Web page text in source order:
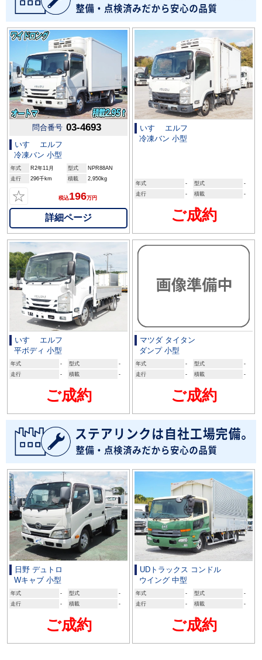
問合番号 03-4693
いすゞ エルフ
冷凍バン 小型
年式 R2年11月 型式
NPR88AN
走行
296千km 積載 2,950kg
☆ 税込196万円
詳細ページ
いすゞ エルフ
冷凍バン 小型
年式 - 型式
-
走行
- 積載 -
ご成約
いすゞ エルフ
平ボディ 小型
年式 - 型式
-
走行
- 積載 -
ご成約
マツダ タイタン
ダンプ 小型
年式 - 型式
-
走行
- 積載 -
ご成約
日野 デュトロ
Wキャブ 小型
年式 - 型式
-
走行
- 積載 -
ご成約
UDトラックス コンドル
ウイング 中型
年式 - 型式
-
走行
- 積載 -
ご成約